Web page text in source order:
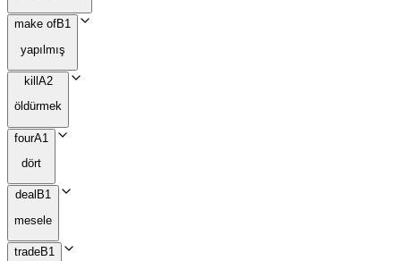
make ofB1
yapılmış
kill A2
öldürmek
fourA1
dört
deal B1
mesele
tradeB1